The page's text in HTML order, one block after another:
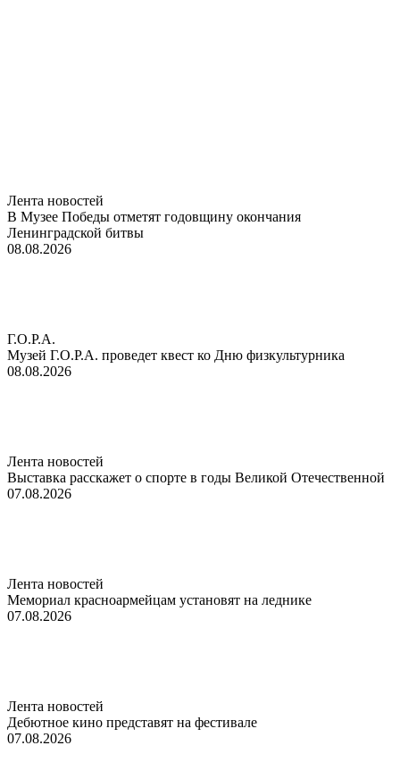
Лента новостей
В Музее Победы отметят годовщину окончания
Ленинградской битвы
08.08.2026
Г.О.Р.А.
Музей Г.О.Р.А. проведет квест ко Дню физкультурника
08.08.2026
Лента новостей
Выставка расскажет о спорте в годы Великой Отечественной
07.08.2026
Лента новостей
Мемориал красноармейцам установят на леднике
07.08.2026
Лента новостей
Дебютное кино представят на фестивале
07.08.2026